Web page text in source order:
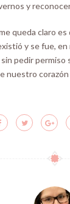
y
queda claro
y se fue,
pedir permiso
nuestro